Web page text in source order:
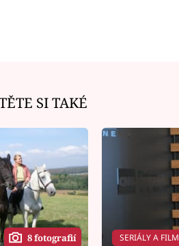
SI TAKÉ
8 fotografií SERIÁLY A